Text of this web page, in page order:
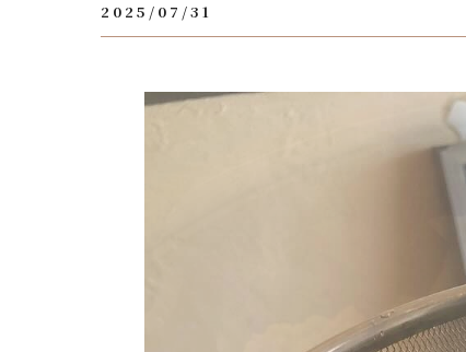
2025/07/31